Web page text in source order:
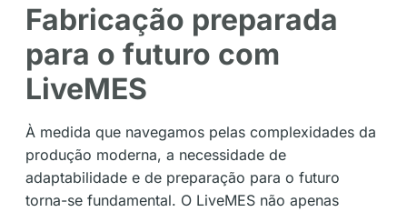
Fabricação preparada
para o futuro com
LiveMES
À medida que navegamos pelas complexidades da
produção moderna, a necessidade de
adaptabilidade e de preparação para o futuro
torna-se fundamental. O LiveMES não apenas